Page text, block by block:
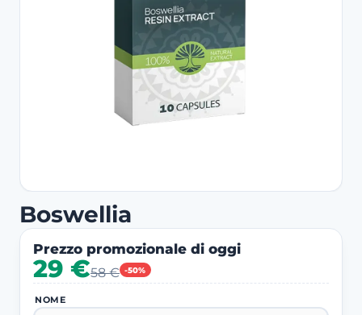
Boswellia
Prezzo promozionale di oggi
-50%
29 €58 €
NOME